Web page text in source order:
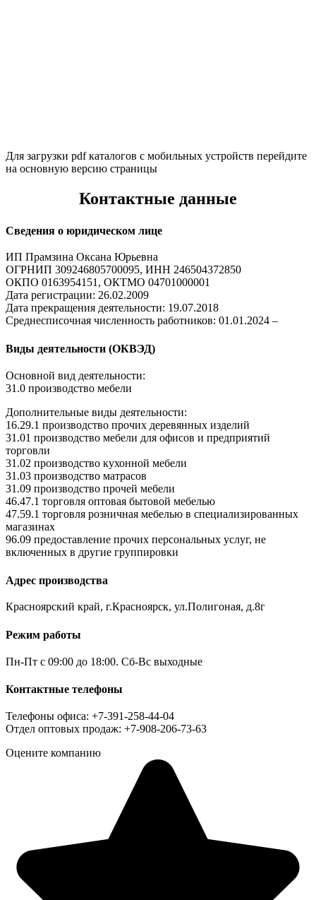
Для загрузки pdf каталогов с мобильных устройств перейдите
на основную версию страницы
Контактные данные
Сведения о юридическом лице
ИП Прамзина Оксана Юрьевна
ОГРНИП 309246805700095, ИНН 246504372850
ОКПО 0163954151, ОКТМО 04701000001
Дата регистрации: 26.02.2009
Дата прекращения деятельности: 19.07.2018
Среднесписочная численность работников: 01.01.2024 –
Виды деятельности (ОКВЭД)
Основной вид деятельности:
31.0 производство мебели
Дополнительные виды деятельности:
16.29.1 производство прочих деревянных изделий
31.01 производство мебели для офисов и предприятий
торговли
31.02 производство кухонной мебели
31.03 производство матрасов
31.09 производство прочей мебели
46.47.1 торговля оптовая бытовой мебелью
47.59.1 торговля розничная мебелью в специализированных
магазинах
96.09 предоставление прочих персональных услуг, не
включенных в другие группировки
Адрес производства
Красноярский край, г.Красноярск, ул.Полигоная, д.8г
Режим работы
Пн-Пт с 09:00 до 18:00. Сб-Вс выходные
Контактные телефоны
Телефоны офиса: +7-391-258-44-04
Отдел оптовых продаж: +7-908-206-73-63
Оцените компанию